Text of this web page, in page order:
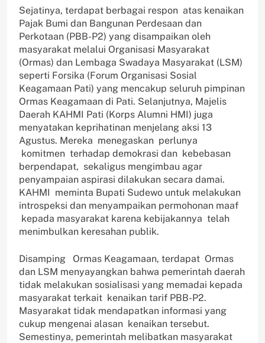
Sejatinya, terdapat berbagai respon atas kenaikan
Pajak Bumi dan Bangunan Perdesaan dan
Perkotaan (PBB-P2) yang disampaikan oleh
masyarakat melalui Organisasi Masyarakat
(Ormas) dan Lembaga Swadaya Masyarakat (LSM)
seperti Forsika (Forum Organisasi Sosial
Keagamaan Pati) yang mencakup seluruh pimpinan
Ormas Keagamaan di Pati. Selanjutnya, Majelis
Daerah KAHMI Pati (Korps Alumni HMI) juga
menyatakan keprihatinan menjelang aksi 13
Agustus. Mereka menegaskan perlunya
komitmen terhadap demokrasi dan kebebasan
berpendapat, sekaligus mengimbau agar
penyampaian aspirasi dilakukan secara damai.
KAHMI meminta Bupati Sudewo untuk melakukan
introspeksi dan menyampaikan permohonan maaf
kepada masyarakat karena kebijakannya telah
menimbulkan keresahan publik.
Disamping Ormas Keagamaan, terdapat Ormas
dan LSM menyayangkan bahwa pemerintah daerah
tidak melakukan sosialisasi yang memadai kepada
masyarakat terkait kenaikan tarif PBB-P2.
Masyarakat tidak mendapatkan informasi yang
cukup mengenai alasan kenaikan tersebut.
Semestinya, pemerintah melibatkan masyarakat